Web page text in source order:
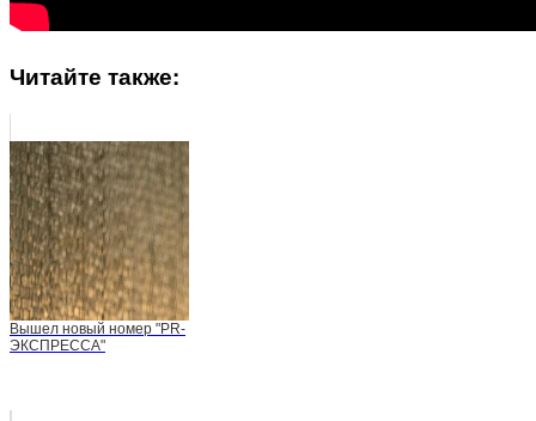
Читайте также:
Вышел новый номер "PR-
ЭКСПРЕССА"